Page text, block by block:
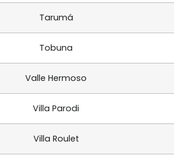
Tarumá
Tobuna
Valle Hermoso
Villa Parodi
Villa Roulet